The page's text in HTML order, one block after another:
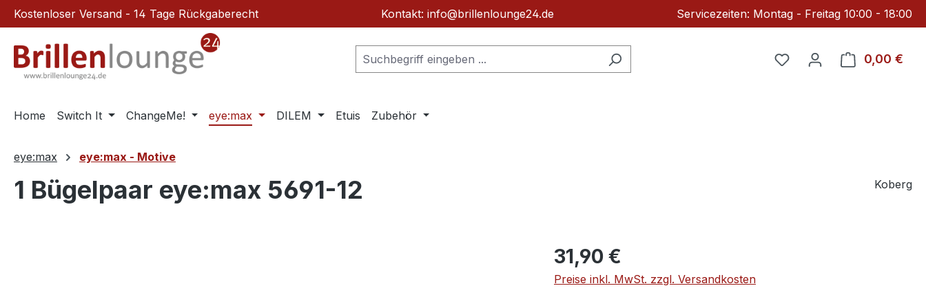
Hauptinhalt springen
Zur Suche springen
Zur Hauptnavigation springen
Kostenloser Versand - 14 Tage Rückgaberecht Kontakt: info@brillenlounge24.de Servicezeiten: Montag - Freitag 10:00 - 18:00
Du hast 0 Produkte auf
0,00 €
Home Switch It ChangeMe! eye:max DILEM Etuis Zubehör
eye:max eye:max - Motive
1 Bügelpaar eye:max 5691-12 Koberg
Regulärer Preis:
31,90 €
Preise inkl. MwSt. zzgl. Versandkosten